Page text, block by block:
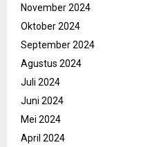
November 2024
Oktober 2024
September 2024
Agustus 2024
Juli 2024
Juni 2024
Mei 2024
April 2024